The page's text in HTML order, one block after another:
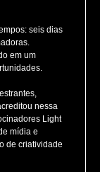
seis dias
em um
nessa
Light
mídia e
de criatividade